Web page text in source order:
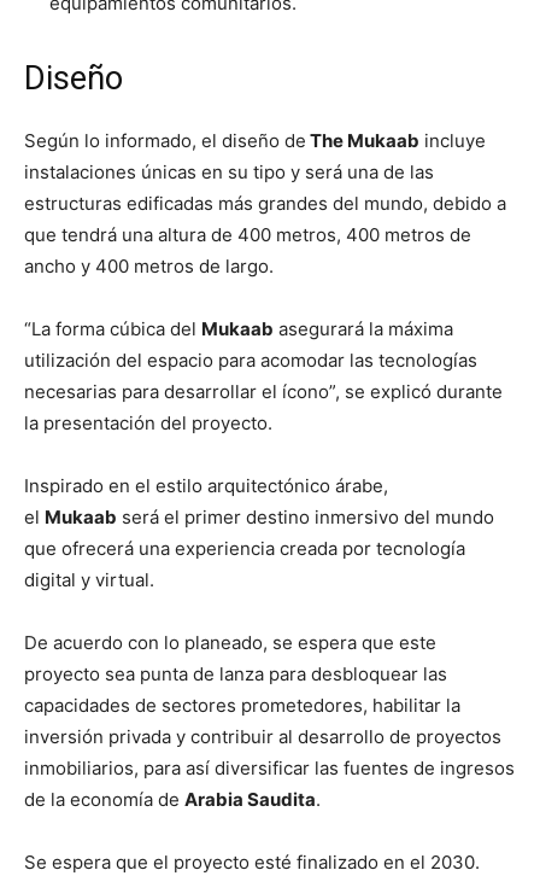
Diseño
Según lo informado, el diseño de The Mukaab incluye
instalaciones únicas en su tipo y será una de las
estructuras edificadas más grandes del mundo, debido a
que tendrá una altura de 400 metros, 400 metros de
ancho y 400 metros de largo.
“La forma cúbica del Mukaab asegurará la máxima
utilización del espacio para acomodar las tecnologías
necesarias para desarrollar el ícono”, se explicó durante
la presentación del proyecto.
Inspirado en el estilo arquitectónico árabe,
el Mukaab será el primer destino inmersivo del mundo
que ofrecerá una experiencia creada por tecnología
digital y virtual.
De acuerdo con lo planeado, se espera que este
proyecto sea punta de lanza para desbloquear las
capacidades de sectores prometedores, habilitar la
inversión privada y contribuir al desarrollo de proyectos
inmobiliarios, para así diversificar las fuentes de ingresos
de la economía de Arabia Saudita.
Se espera que el proyecto esté finalizado en el 2030.